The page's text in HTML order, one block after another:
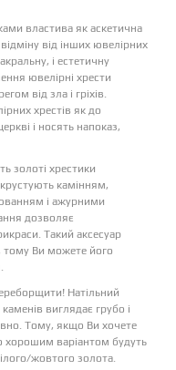
властива як аскетична
від інших ювелірних
і естетичну
ювелірні хрести
від зла і гріхів.
хрестів як до
і носять напоказ,
золоті хрестики
камінням,
і ажурними
дозволяє
Такий аксесуар
тому Ви можете його
Натільний
виглядає грубо і
Тому, якщо Ви хочете
хорошим варіантом будуть
жовтого золота.